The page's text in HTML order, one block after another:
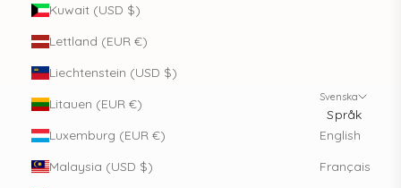
Kuwait (USD $)
Lettland (EUR €)
Liechtenstein (USD $)
Litauen (EUR €)
Luxemburg (EUR €)
Malaysia (USD $)
Svenska
Språk
English
Français